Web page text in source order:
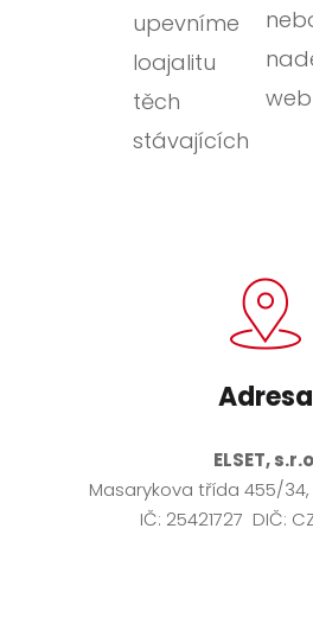
upevníme
loajalitu
těch
stávajících
web
Adresa
ELSET,
Masarykova třída 455/34,
IČ: 25421727 DIČ: